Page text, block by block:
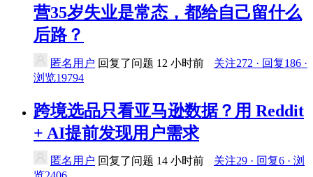
营35岁失业是常态，都给自己留什么
后路？
匿名用户 回复了问题 12 小时前
关注272 · 回复186 ·
浏览19794
跨境选品只看亚马逊数据？用 Reddit
+ AI提前发现用户需求
匿名用户 回复了问题 14 小时前
关注29 · 回复6 · 浏